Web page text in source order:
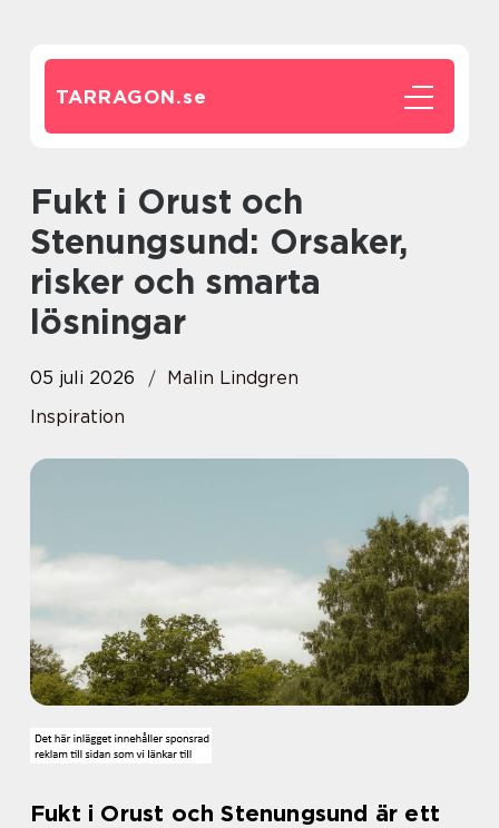
TARRAGON.se
Fukt i Orust och
Stenungsund: Orsaker,
risker och smarta
lösningar
05 juli 2026
Malin Lindgren
Inspiration
Fukt i Orust och Stenungsund är ett